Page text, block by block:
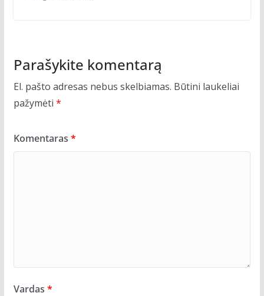
Parašykite komentarą
El. pašto adresas nebus skelbiamas. Būtini laukeliai
pažymėti *
Komentaras *
Vardas *